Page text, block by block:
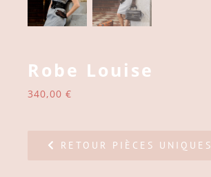
Robe Louise
340,00 €
RETOUR PIÈCES UNIQUES